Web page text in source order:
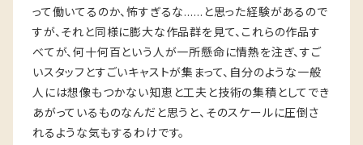
って働いてるのか、怖すぎるな……と思った経験があるので
すが、それと同様に膨大な作品群を見て、これらの作品す
べてが、何十何百という人が一所懸命に情熱を注ぎ、すご
いスタッフとすごいキャストが集まって、自分のような一般
人には想像もつかない知恵と工夫と技術の集積としてでき
あがっているものなんだと思うと、そのスケールに圧倒さ
れるような気もするわけです。